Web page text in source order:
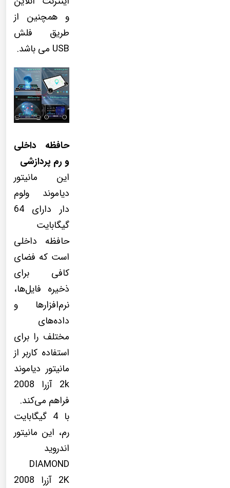
و همچنین از
طریق فلش
USB می باشد.
حافظه داخلی
و رم پردازشی
این مانیتور
دیاموند ولوم
دار دارای 64
گیگابایت
حافظه داخلی
است که فضای
کافی برای
ذخیره فایل‌ها،
نرم‌افزارها و
داده‌های
مختلف را برای
استفاده کاربر از
مانیتور دیاموند
2k آزرا 2008
فراهم می‌کند.
با 4 گیگابایت
رم، این مانیتور
اندروید
DIAMOND
2K آزرا 2008